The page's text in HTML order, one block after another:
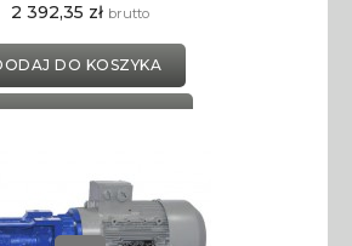
2 392,35 zł brutto
DO KOSZYKA
DO SCHOWKA